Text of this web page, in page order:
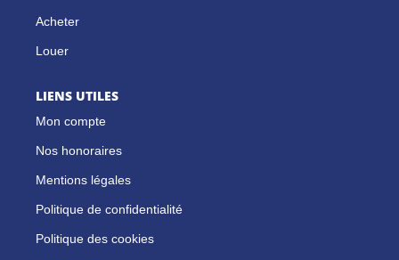
Acheter
Louer
LIENS UTILES
Mon compte
Nos honoraires
Mentions légales
Politique de confidentialité
Politique des cookies